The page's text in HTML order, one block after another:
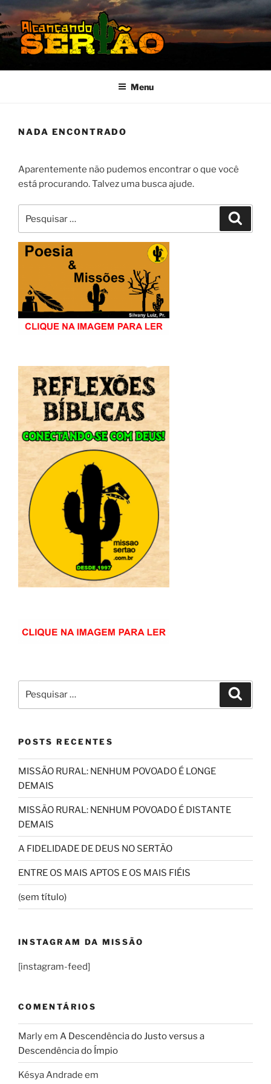
Pular
para
o
conteúdo
MISSÃO SERTÃO
Menu
NADA ENCONTRADO
Aparentemente não pudemos encontrar o que você
está procurando. Talvez uma busca ajude.
por:
por:
POSTS RECENTES
MISSÃO RURAL: NENHUM POVOADO É LONGE
DEMAIS
MISSÃO RURAL: NENHUM POVOADO É DISTANTE
DEMAIS
A FIDELIDADE DE DEUS NO SERTÃO
ENTRE OS MAIS APTOS E OS MAIS FIÉIS
(sem título)
INSTAGRAM DA MISSÃO
[instagram-feed]
COMENTÁRIOS
Marlyem A Descendência do Justo versus a
Descendência do Ímpio
Késya Andrade em